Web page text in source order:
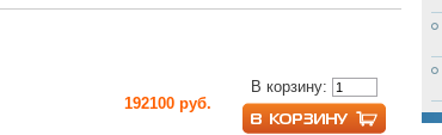
192100 руб.
В корзину: